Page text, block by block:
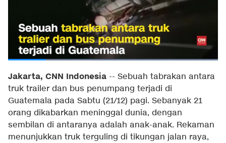
Jakarta, CNN Indonesia -- Sebuah tabrakan antara
truk trailer dan bus penumpang terjadi di
Guatemala pada Sabtu (21/12) pagi. Sebanyak 21
orang dikabarkan meninggal dunia, dengan
sembilan di antaranya adalah anak-anak. Rekaman
menunjukkan truk terguling di tikungan jalan raya,